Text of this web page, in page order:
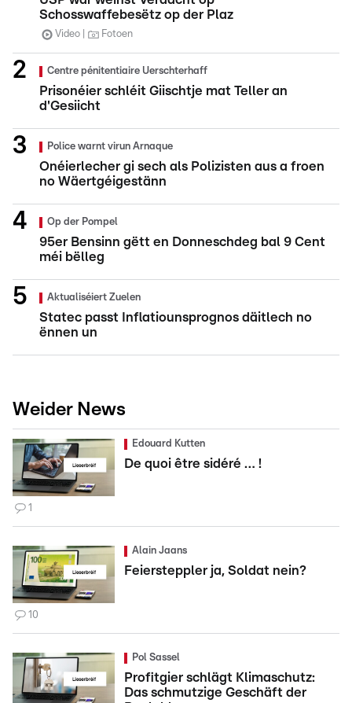
Schosswaffebesëtz op der Plaz
Video Fotoen
Centre pénitentiaire Uerschterhaff
Prisonéier schléit Giischtje mat Teller an
d'Gesiicht
Police warnt virun Arnaque
Onéierlecher gi sech als Polizisten aus a froen
no Wäertgéigestänn
Op der Pompel
95er Bensinn gëtt en Donneschdeg bal 9 Cent
méi bëlleg
Aktualiséiert Zuelen
Statec passt Inflatiounsprognos däitlech no
ënnen un
Weider News
Edouard Kutten
De quoi être sidéré … !
1
Alain Jaans
Feiersteppler ja, Soldat nein?
10
Pol Sassel
Profitgier schlägt Klimaschutz:
Das schmutzige Geschäft der